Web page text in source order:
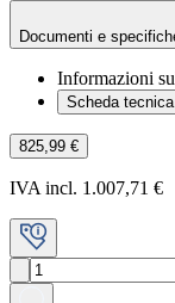
Documenti e
Informazioni
Scheda tecnica
825,99 €
IVA incl. 1.007,71 €